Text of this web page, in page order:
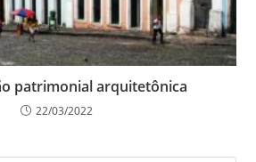
patrimonial arquitetônica
22/03/2022